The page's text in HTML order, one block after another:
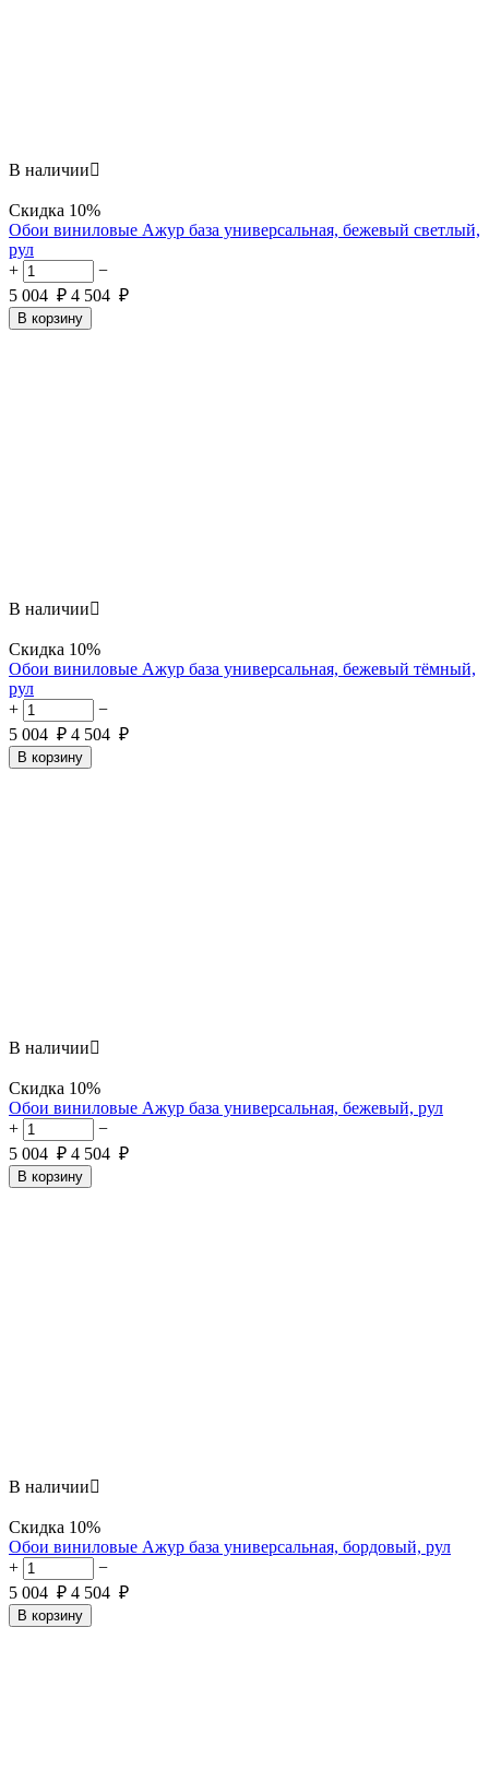
В наличии
Скидка 10%
Обои виниловые Ажур база универсальная, бежевый светлый,
рул
+
−
5 004 ₽ 4 504 ₽
В корзину
В наличии
Скидка 10%
Обои виниловые Ажур база универсальная, бежевый тёмный,
рул
+
−
5 004 ₽ 4 504 ₽
В корзину
В наличии
Скидка 10%
Обои виниловые Ажур база универсальная, бежевый, рул
+
−
5 004 ₽ 4 504 ₽
В корзину
В наличии
Скидка 10%
Обои виниловые Ажур база универсальная, бордовый, рул
+
−
5 004 ₽ 4 504 ₽
В корзину